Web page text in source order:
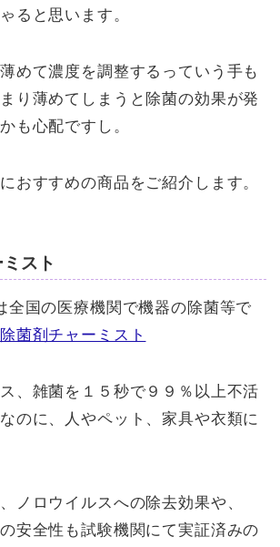
ると思います。
めて濃度を調整するっていう手も
り薄めてしまうと除菌の効果が発
も心配ですし。
おすすめの商品をご紹介します。
スト
全国の医療機関で機器の除菌等で
除菌剤チャーミスト
、雑菌を１５秒で９９％以上不活
のに、人やペット、家具や衣類に
ノロウイルスへの除去効果や、
安全性も試験機関にて実証済みの